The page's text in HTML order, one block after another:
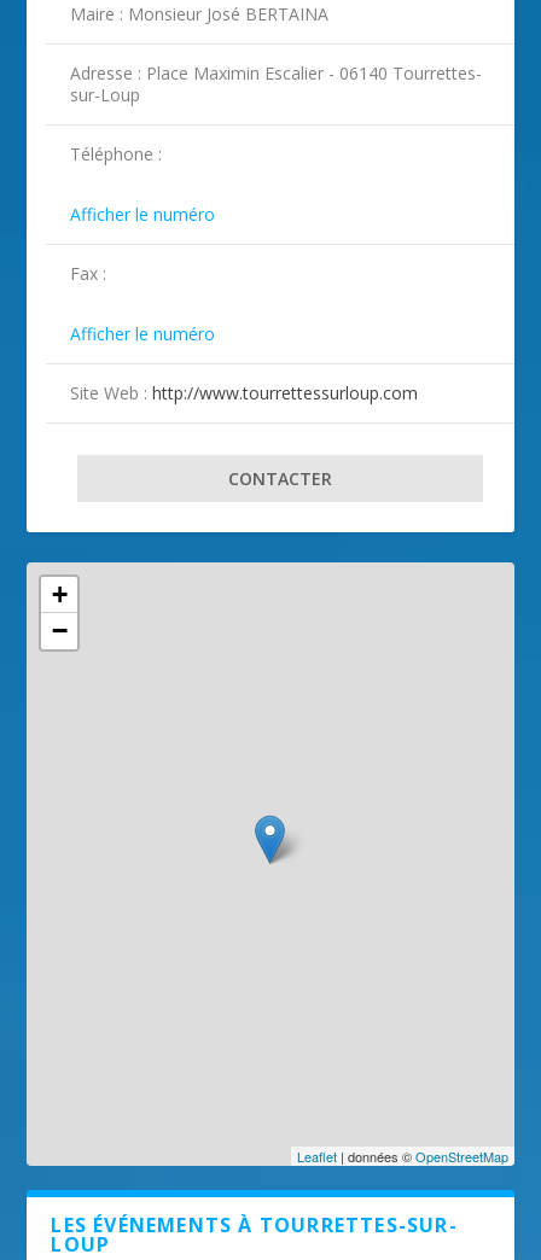
2 )
Maire : Monsieur José BERTAINA
Adresse : Place Maximin Escalier - 06140 Tourrettes-
sur-Loup
Téléphone :
Afficher le numéro
Fax :
Afficher le numéro
Site Web :http://www.tourrettessurloup.com
CONTACTER
+
−
Leaflet| données ©OpenStreetMap
LES ÉVÉNEMENTS À TOURRETTES-SUR-
LOUP